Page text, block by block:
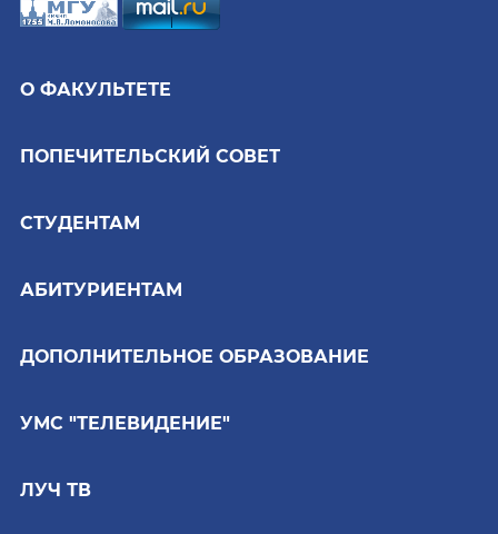
О ФАКУЛЬТЕТЕ
ПОПЕЧИТЕЛЬСКИЙ СОВЕТ
СТУДЕНТАМ
АБИТУРИЕНТАМ
ДОПОЛНИТЕЛЬНОЕ ОБРАЗОВАНИЕ
УМС "ТЕЛЕВИДЕНИЕ"
ЛУЧ ТВ